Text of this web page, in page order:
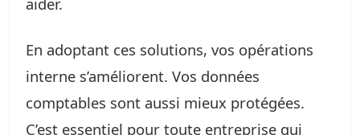
En adoptant ces solutions, vos opérations
interne s’améliorent. Vos données
comptables sont aussi mieux protégées.
C’est essentiel pour toute entreprise qui